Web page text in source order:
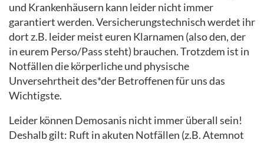
und Krankenhäusern kann leider nicht immer
garantiert werden. Versicherungstechnisch werdet ihr
dort z.B. leider meist euren Klarnamen (also den, der
in eurem Perso/Pass steht) brauchen. Trotzdem ist in
Notfällen die körperliche und physische
Unversehrtheit des*der Betroffenen für uns das
Wichtigste.
Leider können Demosanis nicht immer überall sein!
Deshalb gilt: Ruft in akuten Notfällen (z.B. Atemnot